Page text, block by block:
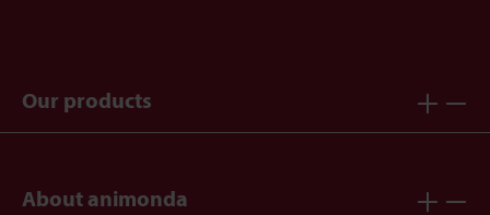
Our products
About animonda